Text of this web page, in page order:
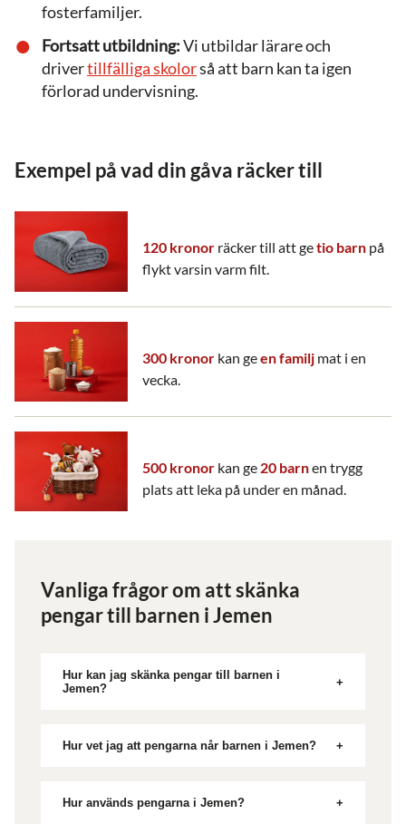
fosterfamiljer.
Fortsatt utbildning:Vi utbildar lärare och
drivertillfälliga skolorså att barn kan ta igen
förlorad undervisning.
Exempel på vad din gåva räcker till
120 kronorräcker till att getio barnpå
flykt varsin varm filt.
300 kronorkan geen familj mat i en
vecka.
500 kronorkan ge 20 barnen trygg
plats att leka på under en månad.
Vanliga frågor om att skänka
pengar till barnen i Jemen
Hur kan jag skänka pengar till barnen i
Jemen?
När du skänker pengar till Rädda Barnen är
Hur vet jag att pengarna når barnen i Jemen?
ska göra så stor nytta som möjligt
Hur används pengarna i Jemen?